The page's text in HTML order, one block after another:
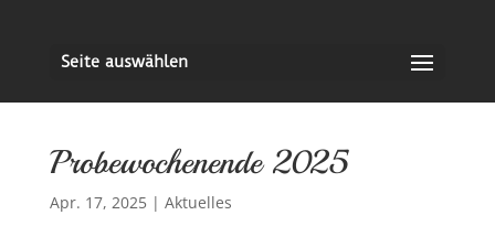
Seite auswählen
Probewochenende 2025
Apr. 17, 2025| Aktuelles